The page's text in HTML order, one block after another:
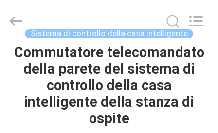
CASA
PRODOTTI
Chengdu
Recen
Technology
Sistema di controllo della casa intelligente
Commutatore telecomandato
della parete del sistema di
controllo della casa
intelligente della stanza di
ospite